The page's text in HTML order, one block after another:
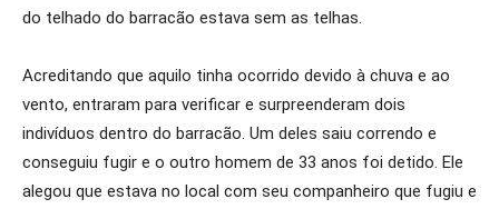
do telhado do barracão estava sem as telhas.
Acreditando que aquilo tinha ocorrido devido à chuva e ao
vento, entraram para verificar e surpreenderam dois
indivíduos dentro do barracão. Um deles saiu correndo e
conseguiu fugir e o outro homem de 33 anos foi detido. Ele
alegou que estava no local com seu companheiro que fugiu e